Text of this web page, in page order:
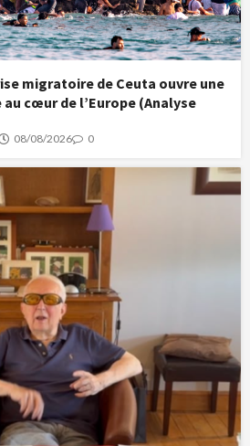
migratoire de Ceuta ouvre une
cœur de l’Europe (Analyse
08/08/2026 0